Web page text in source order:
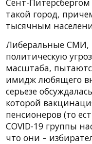
такой город,
тысячным
Либеральные СМИ,
политическую
масштаба,
имидж любящего
серьезе
которой
пенсионеров (то
COVID-19 группы
что они –